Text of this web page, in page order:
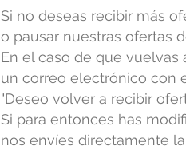
Si no deseas recibir más
o pausar nuestras ofertas
En el caso de que
un correo electrónico con
"Deseo volver a recibir
Si para entonces has
nos envíes directamente